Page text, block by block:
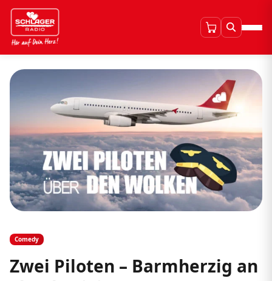
Comedy
Zwei Piloten – Barmherzig an